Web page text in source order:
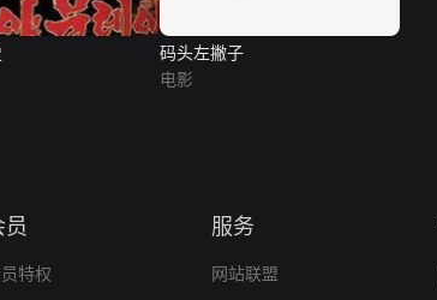
码头左撇子
电影
员
特权
服务
网站联盟